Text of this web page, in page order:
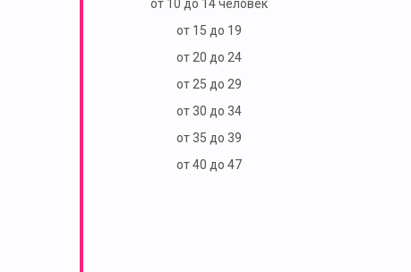
от 10 до 14 человек
от 15 до 19
от 20 до 24
от 25 до 29
от 30 до 34
от 35 до 39
от 40 до 47